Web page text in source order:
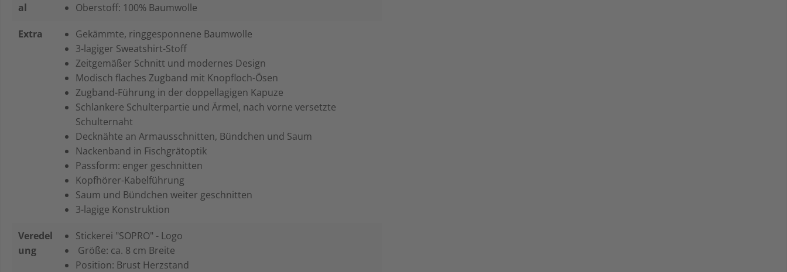
al
Oberstoff: 100% Baumwolle
Extra
Gekämmte, ringgesponnene Baumwolle
3-lagiger Sweatshirt-Stoff
Zeitgemäßer Schnitt und modernes Design
Modisch flaches Zugband mit Knopfloch-Ösen
Zugband-Führung in der doppellagigen Kapuze
Schlankere Schulterpartie und Ärmel, nach vorne versetzte
Schulternaht
Decknähte an Armausschnitten, Bündchen und Saum
Nackenband in Fischgrätoptik
Passform: enger geschnitten
Kopfhörer-Kabelführung
Saum und Bündchen weiter geschnitten
3-lagige Konstruktion
Veredel
ung
Stickerei "SOPRO" - Logo
Größe: ca. 8 cm Breite
Position: Brust Herzstand